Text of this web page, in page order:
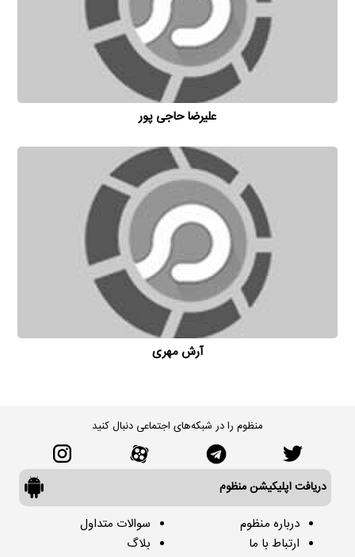
علیرضا حاجی پور
آرش مهری
منظوم را در شبکه‌های اجتماعی دنبال کنید
دریافت اپلیکیشن منظوم
درباره منظوم
ارتباط با ما
سوالات متداول
بلاگ